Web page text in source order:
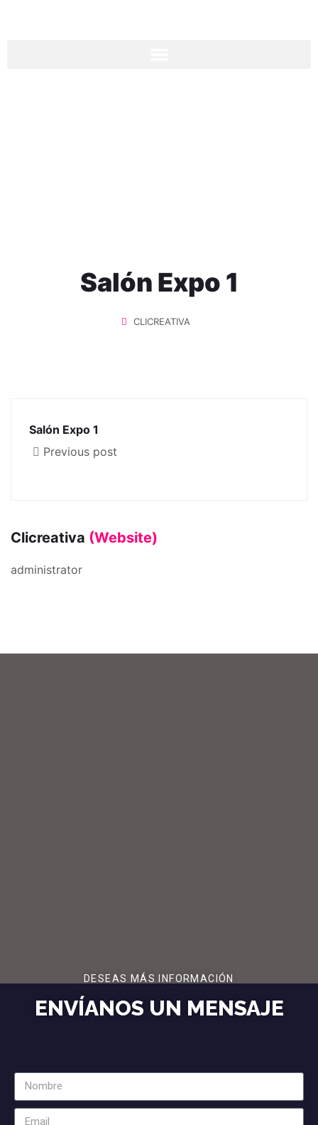
Salón Expo 1
CLICREATIVA
Salón Expo 1
Previous post
Clicreativa (Website)
administrator
DESEAS MÁS INFORMACIÓN
ENVÍANOS UN MENSAJE